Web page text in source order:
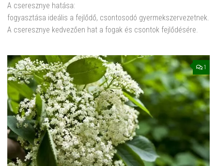
A cseresznye hatása:
fogyasztása ideális a fejlődő, csontosodó gyermekszervezetnek.
A cseresznye kedvezően hat a fogak és csontok fejlődésére.
1